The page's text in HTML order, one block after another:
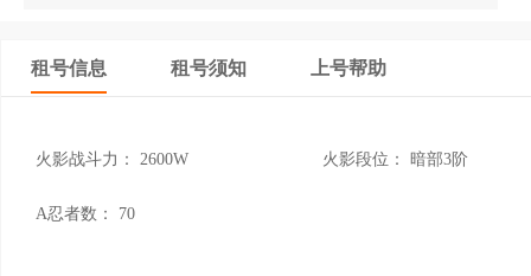
租号信息 租号须知 上号帮助
火影战斗力： 2600W 火影段位： 暗部3阶
A忍者数： 70